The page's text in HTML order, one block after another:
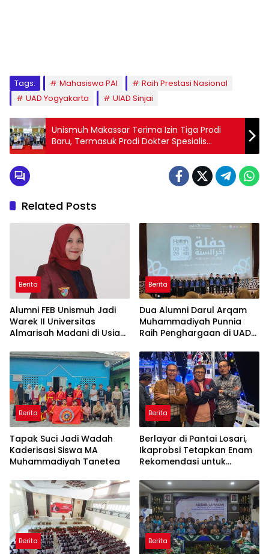
Tags: Mahasiswa PAI
Raih Prestasi Nasional
UAD Yogyakarta
UIAD Sinjai
Unismuh Makassar Terima Izin Tiga Prodi
Baru, Termasuk Prodi Dokter Spesialis
Kegawatdaruratan
Related Posts
Berita
Alumni FEB Unismuh Jadi
Warek II Universitas
Almarisah Madani di Usia
Berita
Dua Alumni Darul Arqam
Muhammadiyah Punnia
Raih Penghargaan di UAD
Berita
Tapak Suci Jadi Wadah
Kaderisasi Siswa MA
Muhammadiyah Tanetea
Berita
Berlayar di Pantai Losari,
Ikaprobsi Tetapkan Enam
Rekomendasi untuk
Berita Berita